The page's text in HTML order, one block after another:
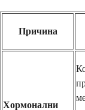
Причина
Хормонални